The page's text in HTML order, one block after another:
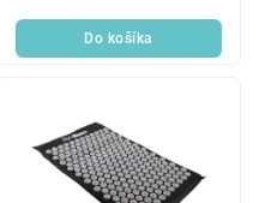
Do košíka